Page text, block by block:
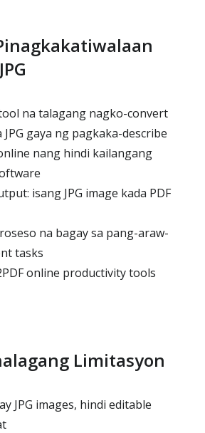
na talagang nagko-convert
JPG gaya ng pagkaka-describe
nang hindi kailangang
isang JPG image kada PDF
na bagay sa pang-araw-
tasks
online productivity tools
Limitasyon
JPG images, hindi editable